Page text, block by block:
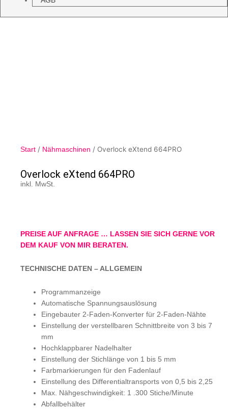
Start / Nähmaschinen / Overlock eXtend 664PRO
Overlock eXtend 664PRO
inkl. MwSt.
PREISE AUF ANFRAGE … LASSEN SIE SICH GERNE VOR
DEM KAUF VON MIR BERATEN.
TECHNISCHE DATEN – ALLGEMEIN
Programmanzeige
Automatische Spannungsauslösung
Eingebauter 2-Faden-Konverter für 2-Faden-Nähte
Einstellung der verstellbaren Schnittbreite von 3 bis 7
mm
Hochklappbarer Nadelhalter
Einstellung der Stichlänge von 1 bis 5 mm
Farbmarkierungen für den Fadenlauf
Einstellung des Differentialtransports von 0,5 bis 2,25
Max. Nähgeschwindigkeit: 1 .300 Stiche/Minute
Abfallbehälter